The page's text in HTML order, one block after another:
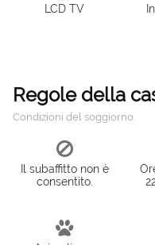
LCD TV
Regole della
Condizioni del soggiorno.
Il subaffitto non è
consentito.